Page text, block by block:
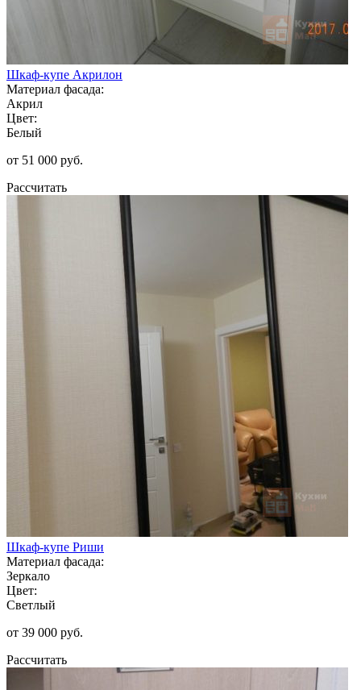
Шкаф-купе Акрилон
Материал фасада:
Акрил
Цвет:
Белый
от 51 000 руб.
Рассчитать
Шкаф-купе Риши
Материал фасада:
Зеркало
Цвет:
Светлый
от 39 000 руб.
Рассчитать